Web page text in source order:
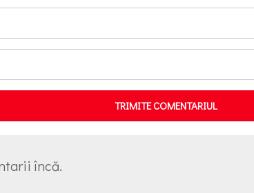
TRIMITE COMENTARIUL
încă.